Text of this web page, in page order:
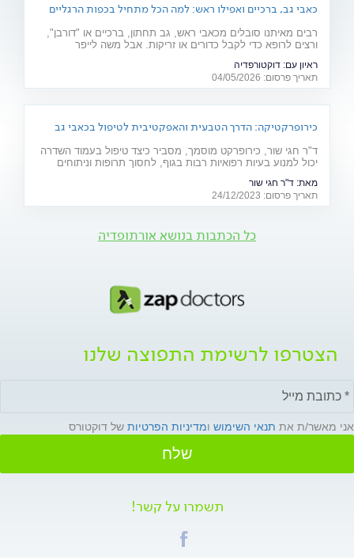
כאבי גב, ברכיים ואפילו ראש: למה הכל מתחיל בכפות הרגליים
רבים מאיתנו סובלים מכאבי ראש, גב תחתון, ברכיים או "דורבן",
ורצים לרופא כדי לקבל כדורים או זריקות. אבל משה לייפר
"הגוף הוא כמו בניין, וכפות הרגליים הן היסודות שלו".
ראיון עם: דוקטורפדיה
תאריך פרסום: 04/05/2026
כירופרקטיקה: הדרך הטבעית והאפקטיבית לטיפול בכאבי גב
ד"ר חגי שור, כירופרקט מוסמך, מסביר כיצד טיפול בעמוד השדרה
יכול למנוע בעיות רפואיות רבות בגוף, לחסוך תרופות וניתוחים
מאת: ד"ר חגי שור
תאריך פרסום: 24/12/2023
כל הכתבות בנושא אורתופדיה
הצטרפו לרשימת התפוצה שלנו
אני מאשר/ת את תנאי השימוש ומדיניות הפרטיות של דוקטורס
שלח
תשמרו על קשר!